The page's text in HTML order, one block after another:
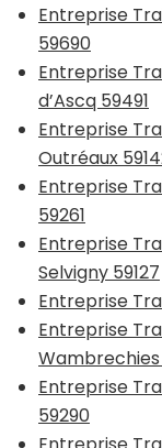
Entreprise
59690
Entreprise
d’Ascq 59491
Entreprise
Outréaux
Entreprise
59261
Entreprise
Selvigny 59127
Entreprise
Entreprise
Wambrechies
Entreprise
59290